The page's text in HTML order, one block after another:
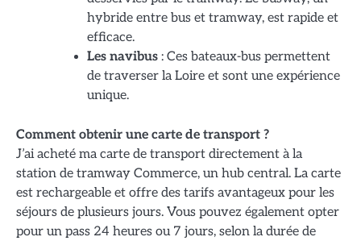
hybride entre bus et tramway, est rapide et
efficace.
Les navibus : Ces bateaux-bus permettent
de traverser la Loire et sont une expérience
unique.
Comment obtenir une carte de transport ?
J’ai acheté ma carte de transport directement à la
station de tramway Commerce, un hub central. La carte
est rechargeable et offre des tarifs avantageux pour les
séjours de plusieurs jours. Vous pouvez également opter
pour un pass 24 heures ou 7 jours, selon la durée de